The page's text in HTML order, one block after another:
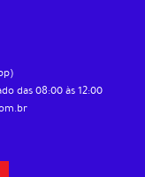
das 08:00 às 12:00